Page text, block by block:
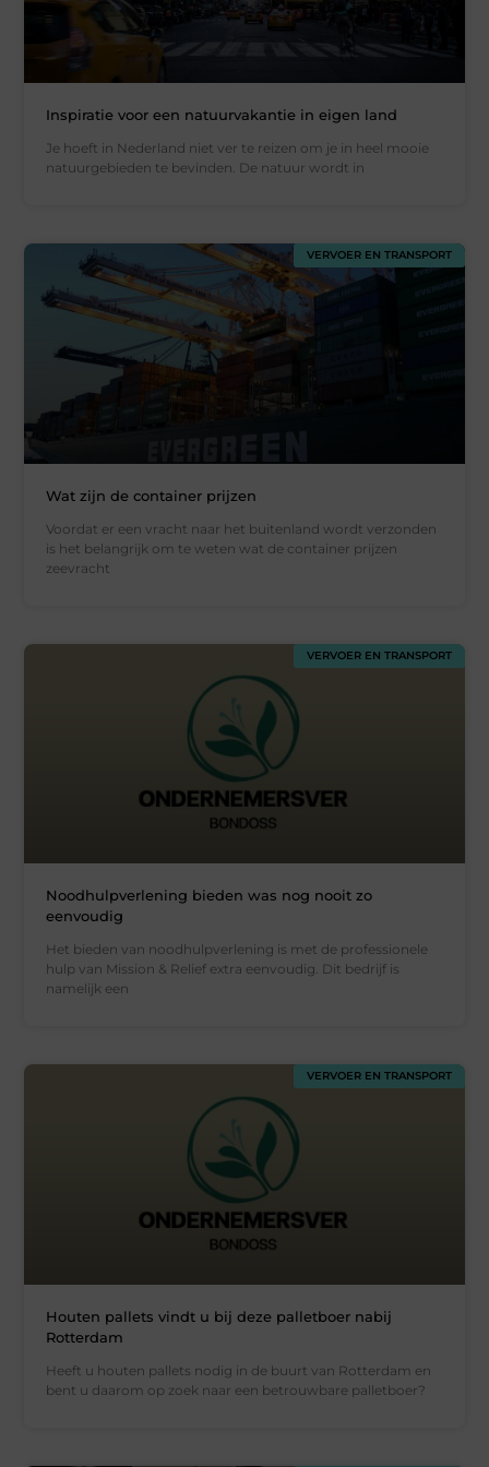
Inspiratie voor een natuurvakantie in eigen land
Je hoeft in Nederland niet ver te reizen om je in heel mooie
natuurgebieden te bevinden. De natuur wordt in
VERVOER EN TRANSPORT
Wat zijn de container prijzen
Voordat er een vracht naar het buitenland wordt verzonden
is het belangrijk om te weten wat de container prijzen
zeevracht
VERVOER EN TRANSPORT
Noodhulpverlening bieden was nog nooit zo
eenvoudig
Het bieden van noodhulpverlening is met de professionele
hulp van Mission & Relief extra eenvoudig. Dit bedrijf is
namelijk een
VERVOER EN TRANSPORT
Houten pallets vindt u bij deze palletboer nabij
Rotterdam
Heeft u houten pallets nodig in de buurt van Rotterdam en
bent u daarom op zoek naar een betrouwbare palletboer?